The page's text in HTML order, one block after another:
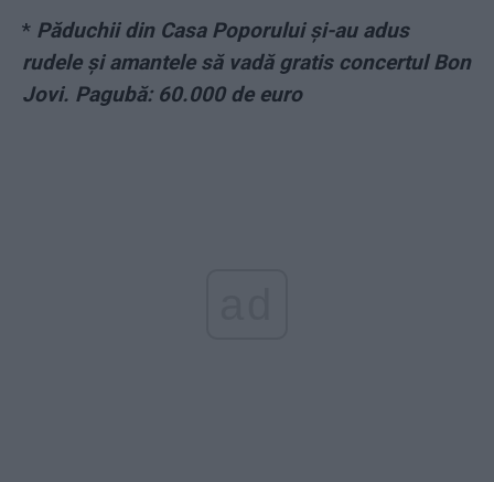
* Păduchii din Casa Poporului și-au adus
rudele și amantele să vadă gratis concertul Bon
Jovi. Pagubă: 60.000 de euro